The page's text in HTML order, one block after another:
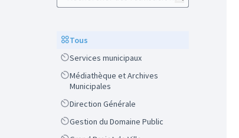
ScopeTous
ScopeServices municipaux
Scope
Médiathèque et Archives
Municipales
ScopeDirection Générale
ScopeGestion du Domaine Public